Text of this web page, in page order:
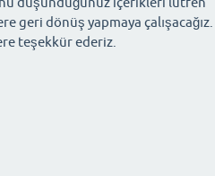
geri dönüş yapmaya çalışacağız.
teşekkür ederiz.